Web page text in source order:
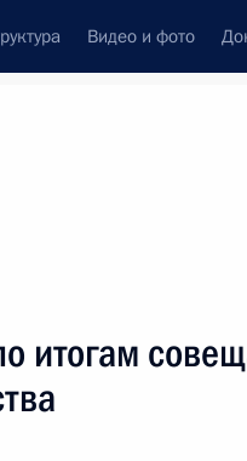
Видео и фото
следующие материалы
итогам